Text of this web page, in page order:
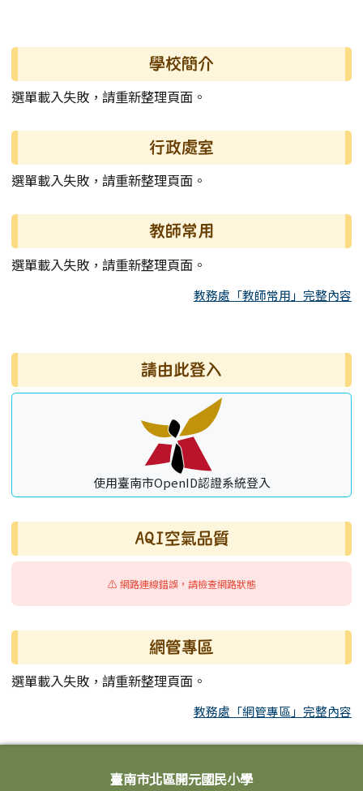
左邊區域內容 學校簡介
選單載入失敗，請重新整理頁面。
行政處室
選單載入失敗，請重新整理頁面。
教師常用
選單載入失敗，請重新整理頁面。
教務處「教師常用」完整內容
右邊區域內容 請由此登入
使用臺南市OpenID認證系統登入
AQI空氣品質
⚠️ 網路連線錯誤，請檢查網路狀態
網管專區
選單載入失敗，請重新整理頁面。
教務處「網管專區」完整內容
頁尾區域內容臺南市北區開元國民小學